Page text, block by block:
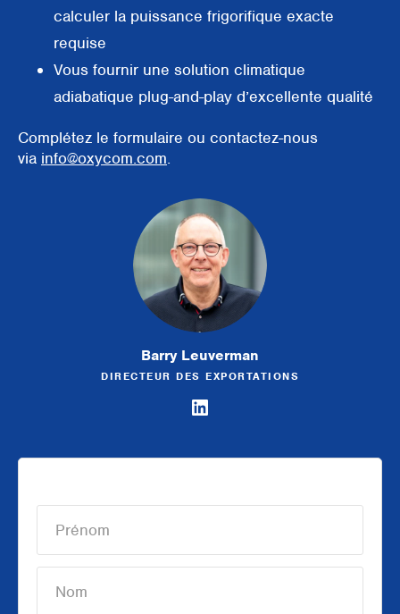
Pré-refroidissement CTA
Bâtiments tertiaires
calculer la puissance frigorifique exacte
requise
Vous fournir une solution climatique
adiabatique plug-and-play d’excellente qualité
Complétez le formulaire ou contactez-nous
via info@oxycom.com.
Barry Leuverman
DIRECTEUR DES EXPORTATIONS